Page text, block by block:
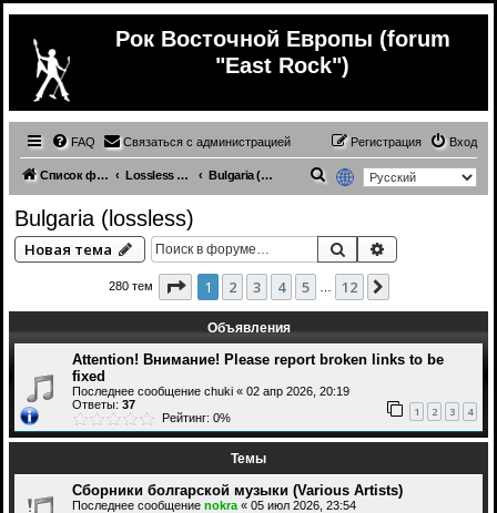
Рок Восточной Европы (forum
"East Rock")
FAQ Связаться с администрацией Вход
Регистрация
Список форумов Lossless (East Europe music) Bulgaria (lossless)
с
Bulgaria (lossless)
Новая тема Поиск
280 тем Страница из 12
1 2 3 4 5 12
Объявления
Attention! Внимание! Please report broken links to be
fixed
Последнее сообщение chuki « 02 апр 2026, 20:19
Ответы: 37 1 2 3 4
Рейтинг: 0%
Темы
Сборники болгарской музыки (Various Artists)
Последнее сообщение nokra « 05 июл 2026, 23:54